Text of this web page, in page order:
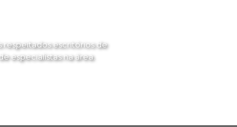
respeitados escritórios de
especialistas na área.